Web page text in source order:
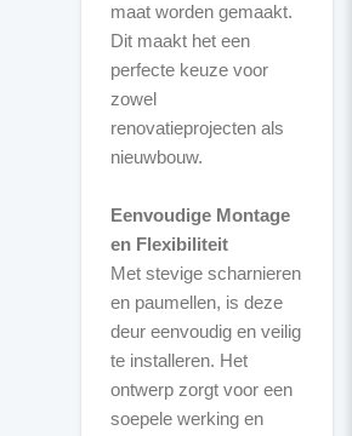
maat worden gemaakt.
Dit maakt het een
perfecte keuze voor
zowel
renovatieprojecten als
nieuwbouw.
Eenvoudige Montage
en Flexibiliteit
Met stevige scharnieren
en paumellen, is deze
deur eenvoudig en veilig
te installeren. Het
ontwerp zorgt voor een
soepele werking en